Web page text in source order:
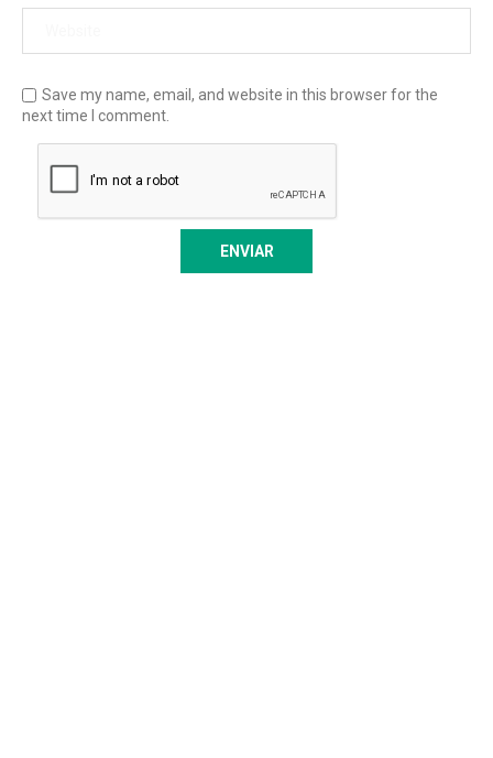
Save my name, email, and website in this browser for the
next time I comment.